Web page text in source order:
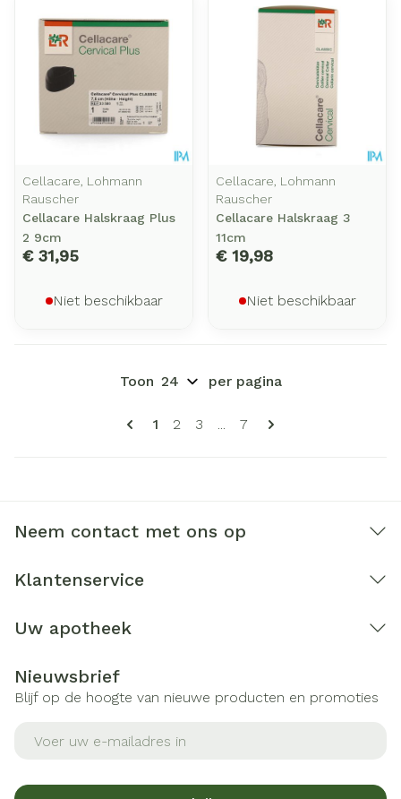
Cellacare, Lohmann
Rauscher
Cellacare Halskraag Plus
2 9cm
€ 31,95
Niet beschikbaar
Cellacare, Lohmann
Rauscher
Cellacare Halskraag 3
11cm
€ 19,98
Niet beschikbaar
Pagina's
U lees momenteel pagina
1 Pagina
2 Pagina
3 ... Pagina
7
Toon per pagina
Neem contact met ons op
Klantenservice
Uw apotheek
Nieuwsbrief
Blijf op de hoogte van nieuwe producten en promoties